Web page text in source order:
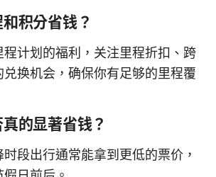
积分省钱？
计划的福利，关注里程折扣、跨
兑换机会，确保你有足够的里程覆
的显著省钱？
段出行通常能拿到更低的票价，